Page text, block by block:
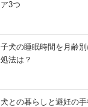
ア3つ
子犬の睡眠時間を月齢
処法は？
犬との暮らしと避妊の